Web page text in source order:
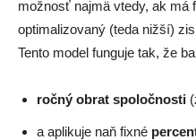
možnosť najmä vtedy, ak má
optimalizovaný (teda nižší)
Tento model funguje tak, že
ročný obrat spoločnosti
a aplikuje naň fixné